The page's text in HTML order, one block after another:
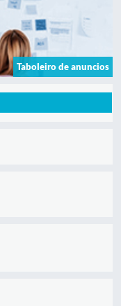
Taboleiro de anuncios